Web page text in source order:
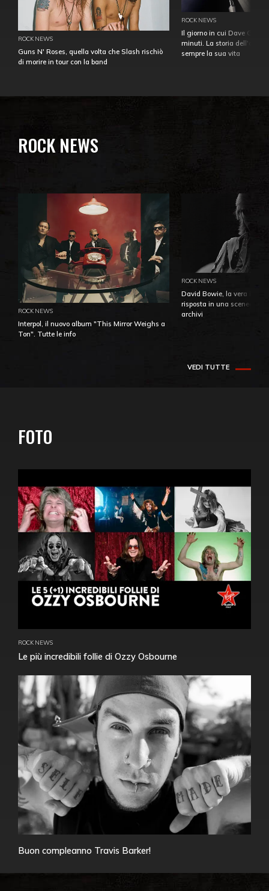
ROCK NEWS
Guns N' Roses, quella volta che Slash rischiò
di morire in tour con la band
ROCK NEWS
Il giorno in cui Dave
minuti. La storia
sempre la sua vita
ROCK NEWS
ROCK NEWS
Interpol, il nuovo album "This Mirror Weighs a
Ton". Tutte le info
ROCK NEWS
David Bowie, la vera
risposta in una
archivi
VEDI TUTTE
FOTO
ROCK NEWS
Le più incredibili follie di Ozzy Osbourne
Buon compleanno Travis Barker!